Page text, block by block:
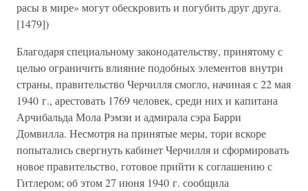
расы в мире» могут обескровить и погубить друг друга.
[1479])
Благодаря специальному законодательству, принятому с
целью ограничить влияние подобных элементов внутри
страны, правительство Черчилля смогло, начиная с 22 мая
1940 г., арестовать 1769 человек, среди них и капитана
Арчибальда Мола Рэмзи и адмирала сэра Барри
Домвилла. Несмотря на принятые меры, тори вскоре
попытались свергнуть кабинет Черчилля и сформировать
новое правительство, готовое прийти к соглашению с
Гитлером; об этом 27 июня 1940 г. сообщила